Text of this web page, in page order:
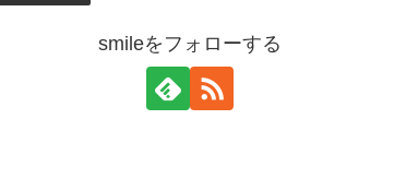
smileをフォローする